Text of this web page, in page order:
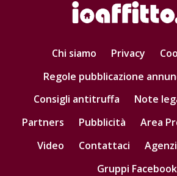
Chi siamo Privacy
Regole pubblicazione
Consigli antitruffa
Note
Partners
Pubblicità Area
Video
Contattaci
Gruppi Facebook